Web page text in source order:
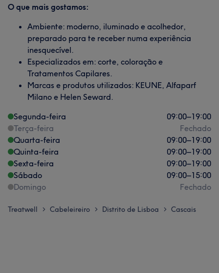
O que mais gostamos:
Ambiente: moderno, iluminado e acolhedor,
preparado para te receber numa experiência
inesquecível.
Especializados em: corte, coloração e
Tratamentos Capilares.
Marcas e produtos utilizados: KEUNE, Alfaparf
Milano e Helen Seward.
Segunda-feira
09:00–19:00
Terça-feira
Fechado
Quarta-feira
09:00–19:00
Quinta-feira
09:00–19:00
Sexta-feira
09:00–19:00
Sábado
09:00–15:00
Domingo
Fechado
Treatwell > Cabeleireiro > Distrito de Lisboa > Cascais